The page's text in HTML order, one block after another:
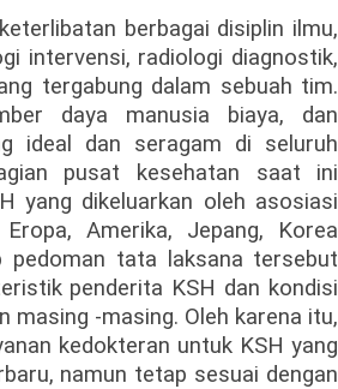
berbagai disiplin ilmu,
intervensi, radiologi diagnostik,
tergabung dalam sebuah tim.
daya manusia biaya, dan
ideal dan seragam di seluruh
pusat kesehatan saat ini
yang dikeluarkan oleh asosiasi
Amerika, Jepang, Korea
pedoman tata laksana tersebut
penderita KSH dan kondisi
masing -masing. Oleh karena itu,
kedokteran untuk KSH yang
namun tetap sesuai dengan